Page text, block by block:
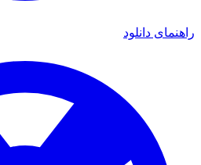
دانلود